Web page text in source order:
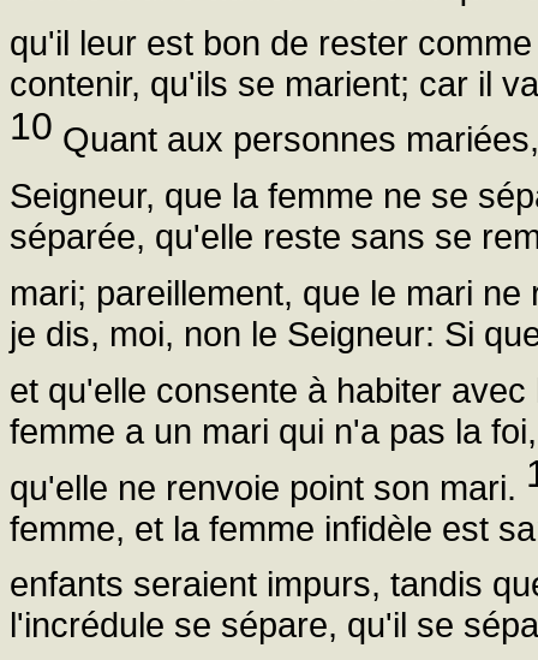
qu'il leur est bon de rester
contenir, qu'ils se marient; car il
10 Quant aux personnes
Seigneur, que la femme ne se
séparée, qu'elle reste sans se
mari; pareillement, que le mari
je dis, moi, non le Seigneur: Si
et qu'elle consente à habiter
femme a un mari qui n'a pas la
qu'elle ne renvoie point son mari.
femme, et la femme infidèle est
enfants seraient impurs, tandis
l'incrédule se sépare, qu'il se